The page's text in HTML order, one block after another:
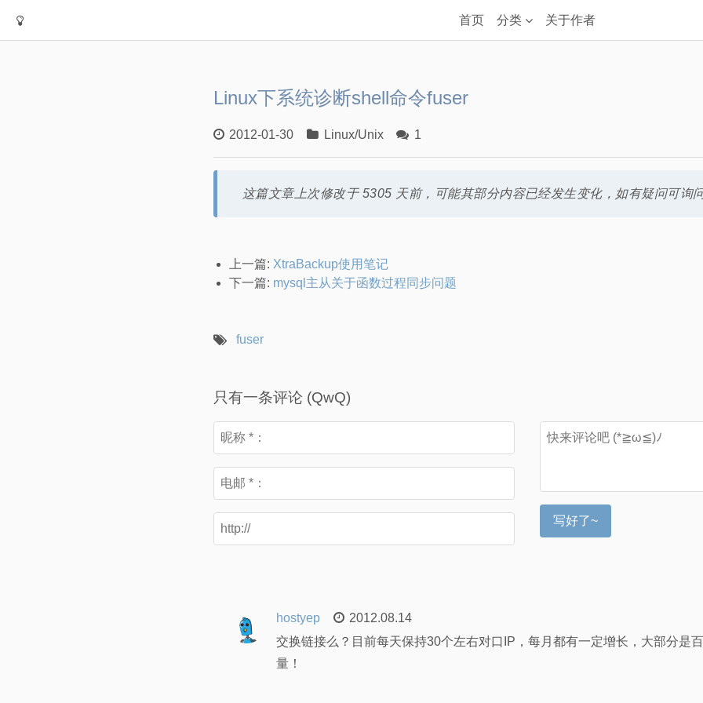
首页 分类 关于作者
Linux下系统诊断shell命令fuser
2012-01-30 Linux/Unix 1
这篇文章上次修改于 5305 天前，可能其部分内容已经发生变化，如有疑问可询
上一篇: XtraBackup使用笔记
下一篇: mysql主从关于函数过程同步问题
fuser
只有一条评论 (QwQ)
写好了~
hostyep
2012.08.14
交换链接么？目前每天保持30个左右对口IP，每月都有一定增长，大部分是
量！